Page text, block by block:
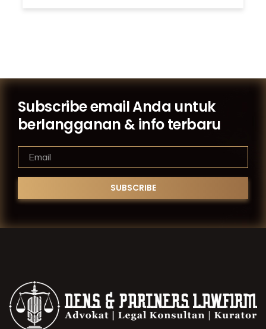
Subscribe email Anda untuk
berlangganan & info terbaru